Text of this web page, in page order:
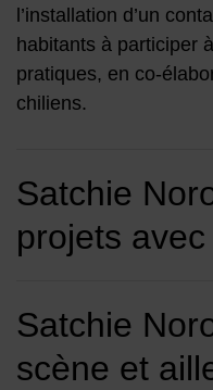
l’installation d’un
habitants à participer
pratiques, en co-
chiliens.
Satchie
projets
Satchie
scène et